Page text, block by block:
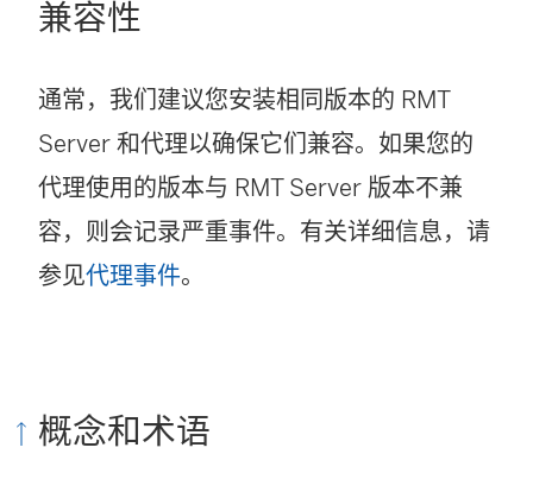
兼容性
通常，我们建议您安装相同版本的 RMT
Server 和代理以确保它们兼容。如果您的
代理使用的版本与 RMT Server 版本不兼
容，则会记录严重事件。有关详细信息，请
参见代理事件。
概念和术语